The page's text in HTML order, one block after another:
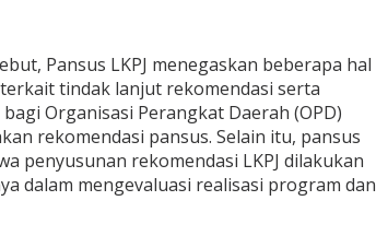
Pansus LKPJ menegaskan beberapa hal
tindak lanjut rekomendasi serta
Organisasi Perangkat Daerah (OPD)
rekomendasi pansus. Selain itu, pansus
penyusunan rekomendasi LKPJ dilakukan
dalam mengevaluasi realisasi program dan